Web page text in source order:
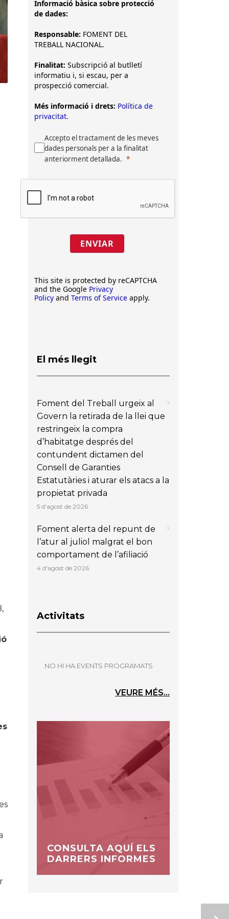
Informació bàsica sobre protecció
de dades:
Responsable: FOMENT DEL
TREBALL NACIONAL.
Finalitat: Subscripció al butlletí
informatiu i, si escau, per a
prospecció comercial.
Més informació i drets: Política de
privacitat.
Accepto el tractament de les meves
dades personals per a la finalitat
anteriorment detallada.
ENVIAR
This site is protected by reCAPTCHA
and the Google Privacy
Policy and Terms of Service apply.
El més llegit
Foment del Treball urgeix al
Govern la retirada de la llei que
restringeix la compra
d’habitatge després del
contundent dictamen del
Consell de Garanties
Estatutàries i aturar els atacs a la
propietat privada
5 d'agost de 2026
Foment alerta del repunt de
l’atur al juliol malgrat el bon
comportament de l’afiliació
4 d'agost de 2026
Activitats
NO HI HA EVENTS PROGRAMATS
VEURE MÉS...
CONSULTA AQUÍ ELS
DARRERS INFORMES